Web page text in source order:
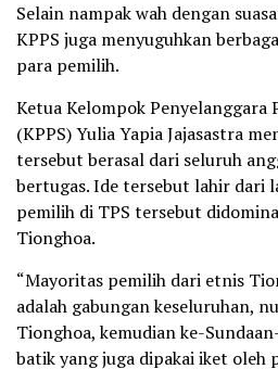
Selain nampak wah dengan
KPPS juga menyuguhkan
para pemilih.
Ketua Kelompok Penyelanggara
(KPPS) Yulia Yapia Jajasastra
tersebut berasal dari seluruh
bertugas. Ide tersebut lahir dari
pemilih di TPS tersebut
Tionghoa.
“Mayoritas pemilih dari etnis
adalah gabungan keseluruhan,
Tionghoa, kemudian ke-
batik yang juga dipakai iket oleh